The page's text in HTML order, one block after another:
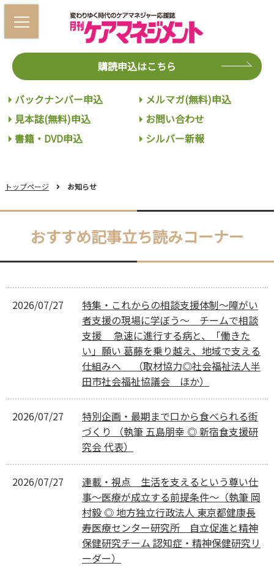
購読申込はこちら
バックナンバー申込
見本誌(無料)申込
書籍・DVD申込
メルマガ(無料)申込
お問い合わせ
シルバー新報
トップページ お知らせ
おすすめ記事立ち読みコーナー
2026/07/27
特集・これからの相談支援体制～障がい
者支援の現場に学ぼう～ チームで相談
支援 急速に進行する病と、「働きた
い」願い 葛藤を乗り越え、地域で支える
仕組みへ （取材協力◎社会福祉法人半
田市社会福祉協議会 ほか）
2026/07/27
特別企画・最期まで口から食べられる街
づくり （執筆 五島朋幸 ◎ 新宿食支援研
究会 代表）
2026/07/27
連載・視点 生活を支えるという尊い仕
事～医療が成立する前提条件～（執筆 岡
村毅 ◎ 地方独立行政法人 東京都健康長
寿医療センター研究所 自立促進と精神
保健研究チーム 認知症・精神保健研究リ
ーダー）